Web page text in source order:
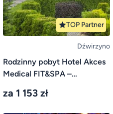
TOP Partner
Dźwirzyno
Rodzinny pobyt Hotel Akces
Medical FIT&SPA –
za 1 153 zł